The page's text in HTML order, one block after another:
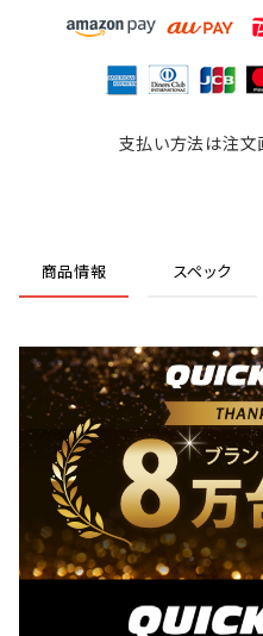
支払い方法は注文
商品情報 スペック